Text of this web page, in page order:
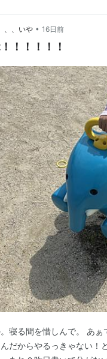
、、いや • 16日前
！！！！！
寝る間を惜しんで。 あ
だからやるっきゃない！